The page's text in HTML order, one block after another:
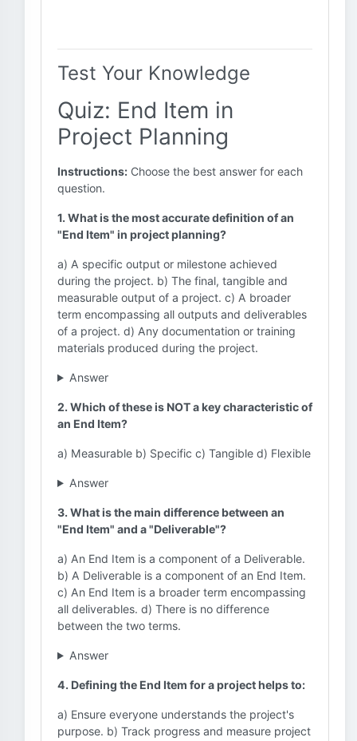
Test Your Knowledge
Quiz: End Item in
Project Planning
Instructions: Choose the best answer for each
question.
1. What is the most accurate definition of an
"End Item" in project planning?
a) A specific output or milestone achieved
during the project. b) The final, tangible and
measurable output of a project. c) A broader
term encompassing all outputs and deliverables
of a project. d) Any documentation or training
materials produced during the project.
Answer
2. Which of these is NOT a key characteristic of
an End Item?
a) Measurable b) Specific c) Tangible d) Flexible
Answer
3. What is the main difference between an
"End Item" and a "Deliverable"?
a) An End Item is a component of a Deliverable.
b) A Deliverable is a component of an End Item.
c) An End Item is a broader term encompassing
all deliverables. d) There is no difference
between the two terms.
Answer
4. Defining the End Item for a project helps to:
a) Ensure everyone understands the project's
purpose. b) Track progress and measure project